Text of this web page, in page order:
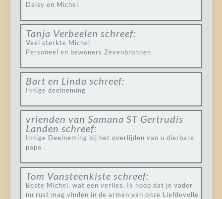
Daisy en Michel.
Tanja Verbeelen schreef:
Veel sterkte Michel
Personeel en bewoners Zevenbronnen
Bart en Linda schreef:
Innige deelneming
vrienden van Samana ST Gertrudis
Landen schreef:
Innige Deelneming bij het overlijden van u dierbare
papa .
Tom Vansteenkiste schreef:
Beste Michel, wat een verlies. Ik hoop dat je vader
nu rust mag vinden in de armen van onze Liefdevolle